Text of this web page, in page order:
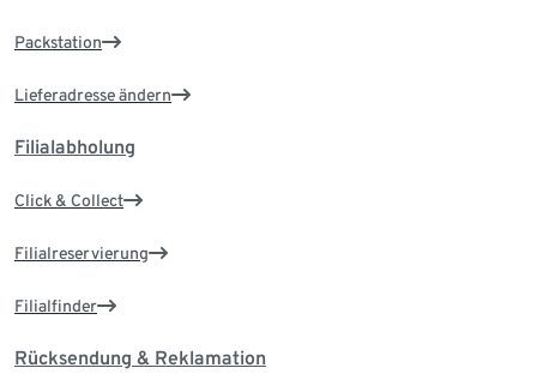
Packstation
Lieferadresse ändern
Filialabholung
Click & Collect
Filialreservierung
Filialfinder
Rücksendung & Reklamation